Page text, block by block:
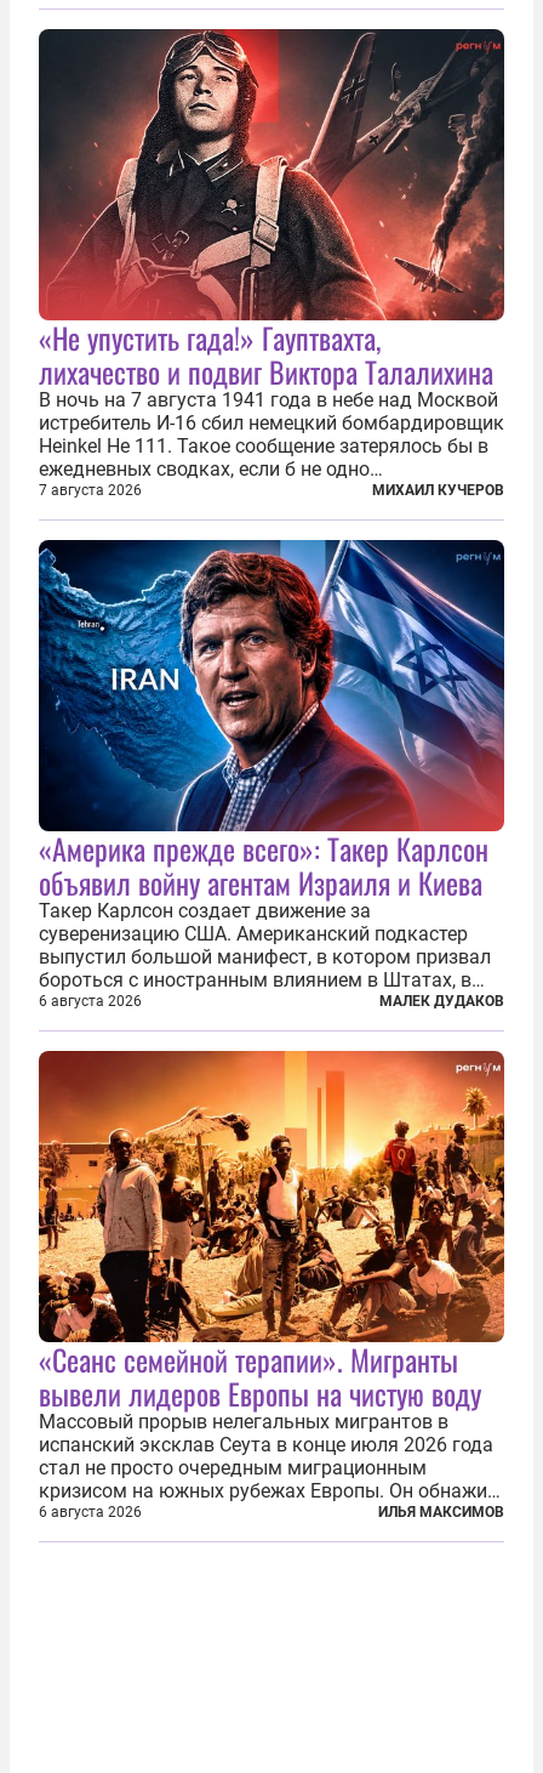
«Не упустить гада!» Гауптвахта,
лихачество и подвиг Виктора Талалихина
В ночь на 7 августа 1941 года в небе над Москвой
истребитель И-16 сбил немецкий бомбардировщик
Heinkel He 111. Такое сообщение затерялось бы в
ежедневных сводках, если б не одно
обстоятельство. Это был один из первых в
истории отечественной авиации ночных таранов.
У пилота — младшего лейтенанта...
7 августа 2026 МИХАИЛ КУЧЕРОВ
«Америка прежде всего»: Такер Карлсон
объявил войну агентам Израиля и Киева
Такер Карлсон создает движение за
суверенизацию США. Американский подкастер
выпустил большой манифест, в котором призвал
бороться с иностранным влиянием в Штатах, в
первую очередь имея в виду Израиль. А также
прекратить заморские войны, выплатить
репарации Ирану, остановить прием мигрантов...
6 августа 2026 МАЛЕК ДУДАКОВ
«Сеанс семейной терапии». Мигранты
вывели лидеров Европы на чистую воду
Массовый прорыв нелегальных мигрантов в
испанский эксклав Сеута в конце июля 2026 года
стал не просто очередным миграционным
кризисом на южных рубежах Европы. Он обнажил
фундаментальный раскол внутри Евросоюза,
продемонстрировав, что десятилетиями
6 августа 2026 ИЛЬЯ МАКСИМОВ